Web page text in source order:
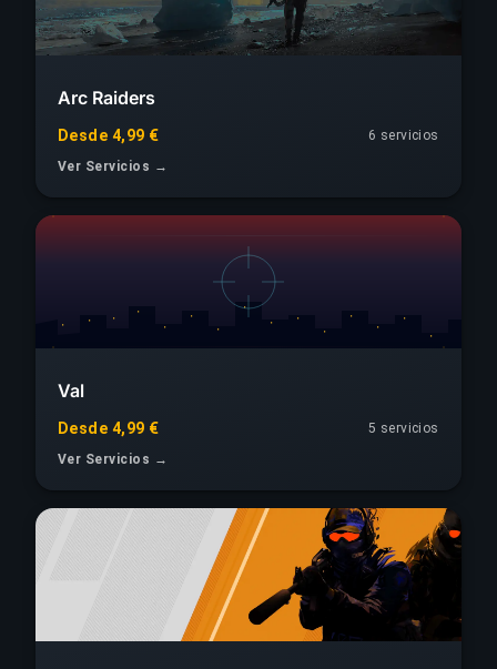
Arc Raiders
Desde 4,99 €
6 servicios
Ver Servicios →
Val
Desde 4,99 €
5 servicios
Ver Servicios →